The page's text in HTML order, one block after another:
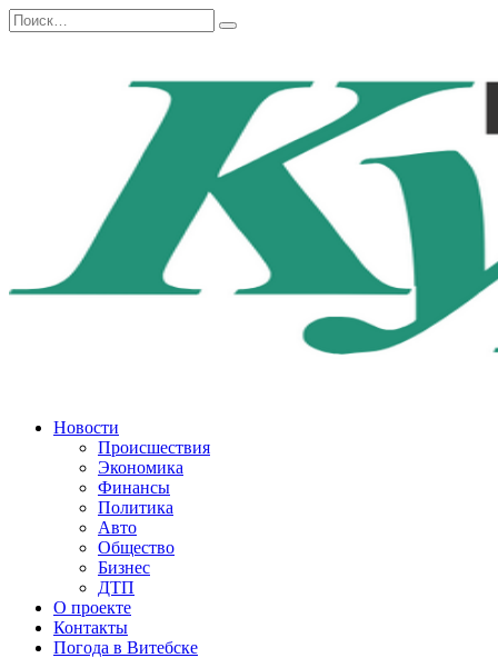
Перейти
к
Search
for:
Новости
Происшествия
Экономика
Финансы
Политика
Авто
Общество
Бизнес
ДТП
О проекте
Контакты
Погода в Витебске